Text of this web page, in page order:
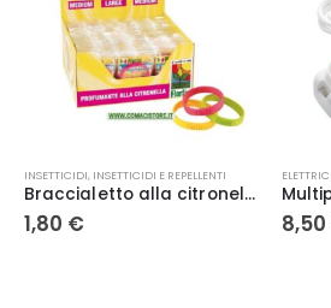
Braccialetto alla citronella 1 pz Flortis – Tg. M
ELETTRICITA'
Multipresa on-off 9 posti, 6 prese 10/16, 3 prese universali, spina 16 A, con cavo 1.5 m, bianca, POLIPLAST
8,50